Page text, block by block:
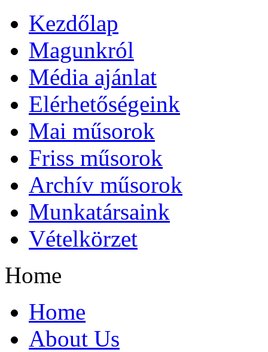
Kezdőlap
Magunkról
Média ajánlat
Elérhetőségeink
Mai műsorok
Friss műsorok
Archív műsorok
Munkatársaink
Vételkörzet
Home
Home
About Us